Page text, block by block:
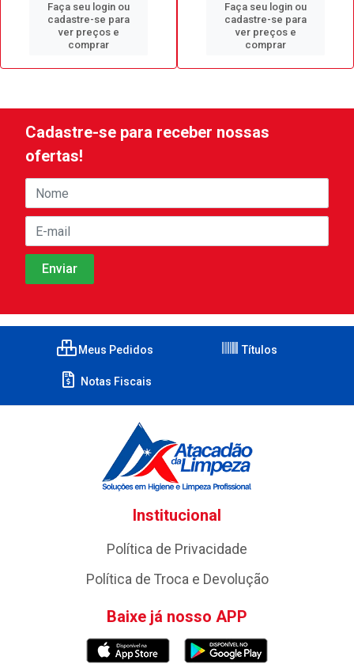
Faça seu login ou
cadastre-se para
ver preços e
comprar
Faça seu login ou
cadastre-se para
ver preços e
comprar
Cadastre-se para receber nossas
ofertas!
Meus Pedidos Títulos
Notas Fiscais
Institucional
Política de Privacidade
Política de Troca e Devolução
Baixe já nosso APP